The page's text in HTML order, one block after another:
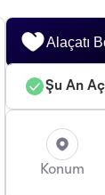
Alaçatı
Şu An
Konum